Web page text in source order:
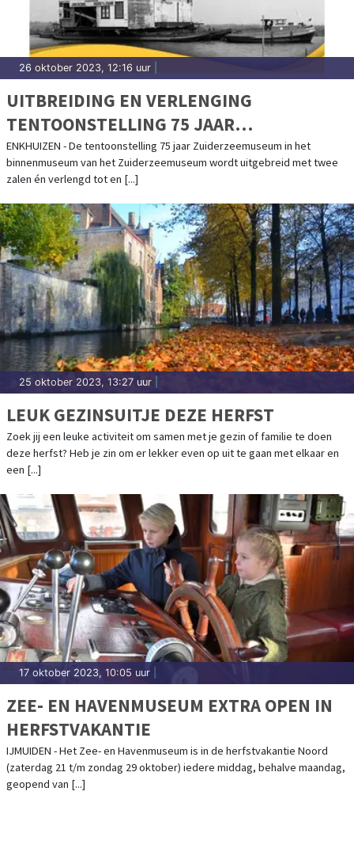
26 oktober 2023, 12:16 uur
UITBREIDING EN VERLENGING
TENTOONSTELLING 75 JAAR
ZUIDERZEEMUSEUM
ENKHUIZEN - De tentoonstelling 75 jaar Zuiderzeemuseum in het
binnenmuseum van het Zuiderzeemuseum wordt uitgebreid met twee
zalen én verlengd tot en [...]
25 oktober 2023, 13:27 uur
LEUK GEZINSUITJE DEZE HERFST
Zoek jij een leuke activiteit om samen met je gezin of familie te doen
deze herfst? Heb je zin om er lekker even op uit te gaan met elkaar en
een [...]
17 oktober 2023, 10:05 uur
ZEE- EN HAVENMUSEUM EXTRA OPEN IN
HERFSTVAKANTIE
IJMUIDEN - Het Zee- en Havenmuseum is in de herfstvakantie Noord
(zaterdag 21 t/m zondag 29 oktober) iedere middag, behalve maandag,
geopend van [...]